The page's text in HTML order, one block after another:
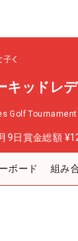
子
キッドレ
Golf Tournament
9日賞金総額
ボード 組み